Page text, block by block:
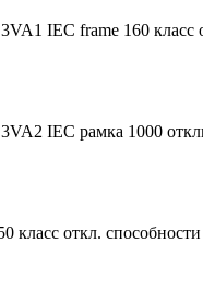
IEC frame 160
IEC рамка 1000
класс откл.